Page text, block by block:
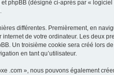
phpBB (désigné ci-après par «
différentes. Premièrement, en
de votre ordinateur. Les deux
Un troisième cookie sera créé lors
en tant qu’utilisateur.
.com », nous pouvons également